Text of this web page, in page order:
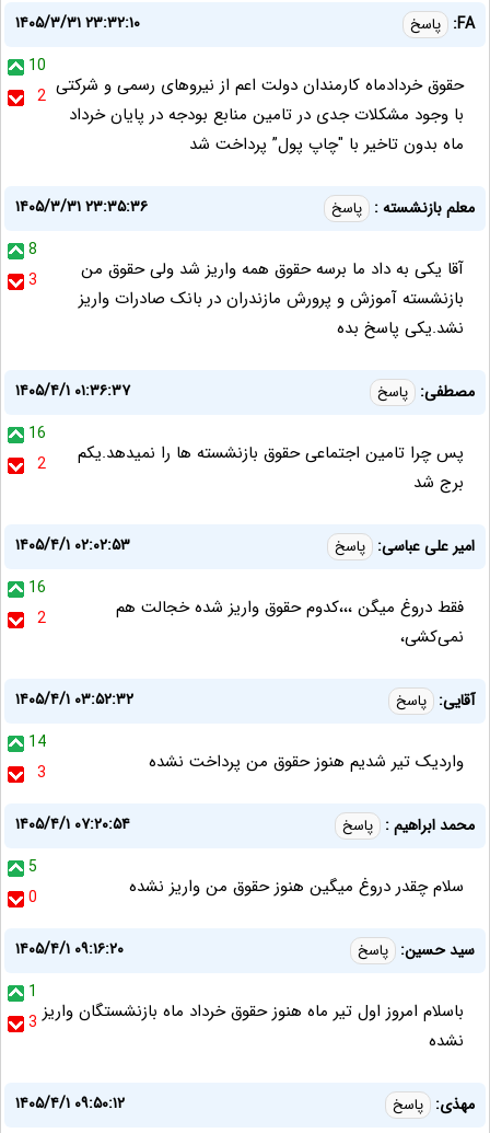
FA: پاسخ
۱۴۰۵/۳/۳۱ ۲۳:۳۲:۱۰
10
2 حقوق خردادماه کارمندان دولت اعم از نیروهای رسمی و شرکتی
با وجود مشکلات جدی در تامین منابع بودجه در پایان خرداد
ماه بدون تاخیر با "چاپ پول” پرداخت شد
معلم بازنشسته : پاسخ
۱۴۰۵/۳/۳۱ ۲۳:۳۵:۳۶
8
3
آقا یکی به داد ما برسه حقوق همه واریز شد ولی حقوق من
بازنشسته آموزش و پرورش مازندران در بانک صادرات واریز
نشد.یکی پاسخ بده
مصطفی: پاسخ
۱۴۰۵/۴/۱ ۰۱:۳۶:۳۷
16
2
پس چرا تامین اجتماعی حقوق بازنشسته ها را نمیدهد.یکم
برج شد
امیر علی عباسی: پاسخ
۱۴۰۵/۴/۱ ۰۲:۰۲:۵۳
16
2
فقط دروغ میگن ،،،کدوم حقوق واریز شده خجالت هم
نمی‌کشی،
آقایی: پاسخ
۱۴۰۵/۴/۱ ۰۳:۵۲:۳۲
14
3
واردیک تیر شدیم هنوز حقوق من پرداخت نشده
محمد ابراهیم : پاسخ
۱۴۰۵/۴/۱ ۰۷:۲۰:۵۴
5
0
سلام چقدر دروغ میگین هنوز حقوق من واریز نشده
سید حسین: پاسخ
۱۴۰۵/۴/۱ ۰۹:۱۶:۲۰
1
3 باسلام امروز اول تیر ماه هنوز حقوق خرداد ماه بازنشستگان واریز
نشده
مهذی: پاسخ
۱۴۰۵/۴/۱ ۰۹:۵۰:۱۲